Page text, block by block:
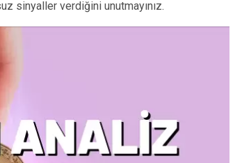
sinyaller verdiğini unutmayınız.